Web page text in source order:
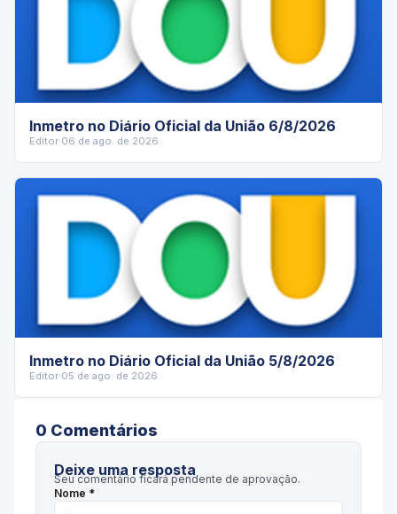
Inmetro no Diário Oficial da União 6/8/2026
Editor·06 de ago. de 2026
Inmetro no Diário Oficial da União 5/8/2026
Editor·05 de ago. de 2026
0 Comentários
Deixe uma resposta
Seu comentário ficará pendente de aprovação.
Nome *